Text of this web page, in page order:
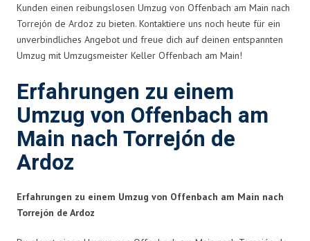
Kunden einen reibungslosen Umzug von Offenbach am Main nach
Torrejón de Ardoz zu bieten. Kontaktiere uns noch heute für ein
unverbindliches Angebot und freue dich auf deinen entspannten
Umzug mit Umzugsmeister Keller Offenbach am Main!
Erfahrungen zu einem
Umzug von Offenbach am
Main nach Torrejón de
Ardoz
Erfahrungen zu einem Umzug von Offenbach am Main nach
Torrejón de Ardoz